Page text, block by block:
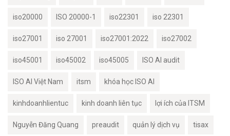
iso20000 ISO 20000-1 iso22301 iso 22301
iso27001 iso 27001 iso27001:2022 iso27002
iso45001 iso45002 iso45005 ISO AI audit
ISO AI Việt Nam itsm khóa học ISO AI
kinhdoanhlientuc kinh doanh liên tục lợi ích của ITSM
Nguyễn Đăng Quang preaudit quản lý dịch vụ tisax